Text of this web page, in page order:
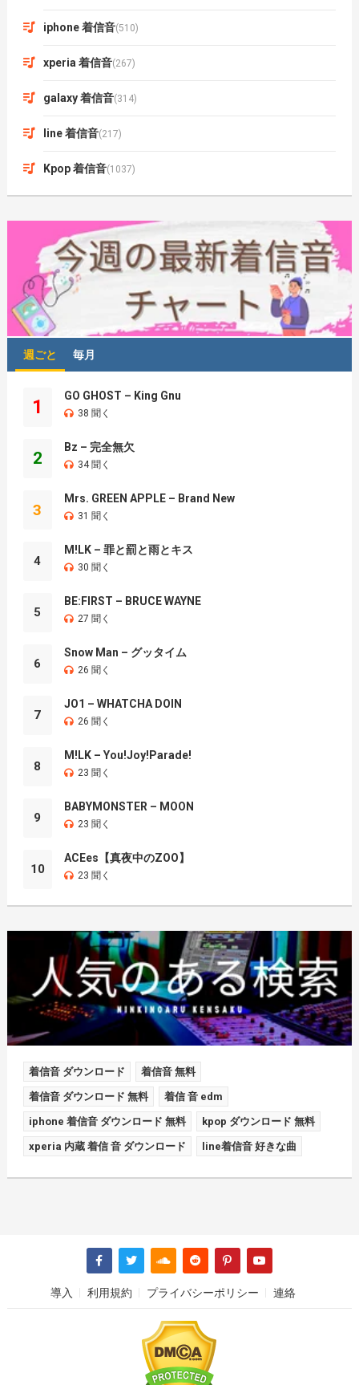
iphone 着信音(510)
xperia 着信音(267)
galaxy 着信音(314)
line 着信音(217)
Kpop 着信音(1037)
週ごと 毎月
1
GO GHOST – King Gnu
38 聞く
2
Bz – 完全無欠
34 聞く
3
Mrs. GREEN APPLE – Brand New
31 聞く
4
M!LK – 罪と罰と雨とキス
30 聞く
5
BE:FIRST – BRUCE WAYNE
27 聞く
6
Snow Man – グッタイム
26 聞く
7
JO1 – WHATCHA DOIN
26 聞く
8
M!LK – You!Joy!Parade!
23 聞く
9
BABYMONSTER – MOON
23 聞く
10
ACEes【真夜中のZOO】
23 聞く
着信音 ダウンロード 着信音 無料
着信音 ダウンロード 無料 着信 音 edm
iphone 着信音 ダウンロード 無料 kpop ダウンロード 無料
xperia 内蔵 着信 音 ダウンロード line着信音 好きな曲
導入 利用規約 プライバシーポリシー 連絡